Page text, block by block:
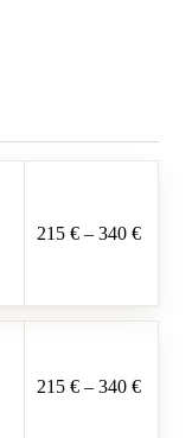
215 € – 340 €
215 € – 340 €